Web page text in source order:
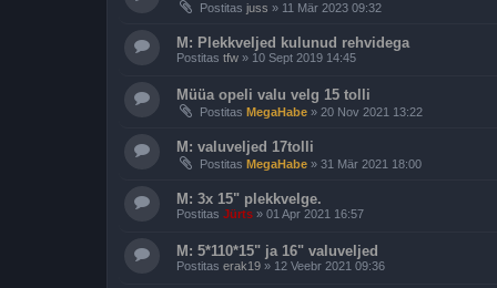
Postitas juss » 11 Mär 2023 09:32
M: Plekkveljed kulunud rehvidega
Postitas tfw » 10 Sept 2019 14:45
Müüa opeli valu velg 15 tolli
Postitas MegaHabe » 20 Nov 2021 13:22
M: valuveljed 17tolli
Postitas MegaHabe » 31 Mär 2021 18:00
M: 3x 15" plekkvelge.
Postitas Jürts » 01 Apr 2021 16:57
M: 5*110*15" ja 16" valuveljed
Postitas erak19 » 12 Veebr 2021 09:36